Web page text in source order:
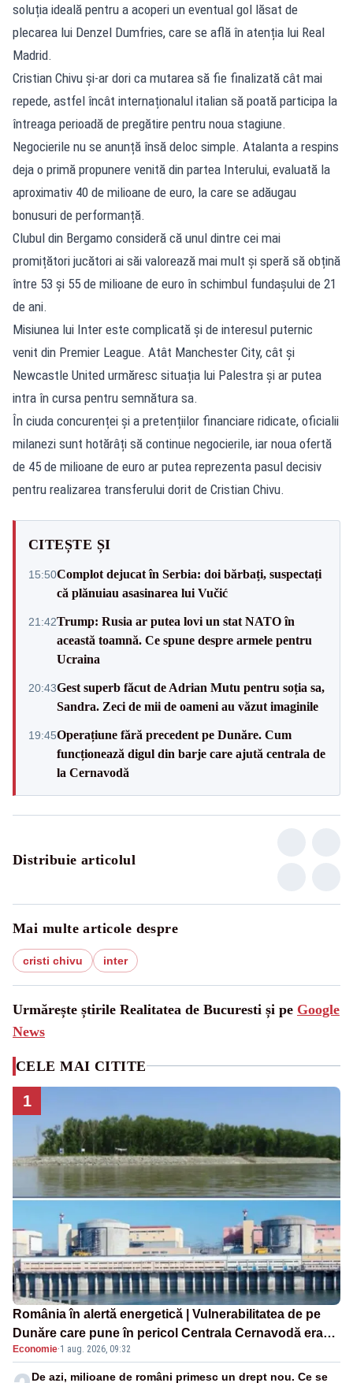
soluția ideală pentru a acoperi un eventual gol lăsat de
plecarea lui Denzel Dumfries, care se află în atenția lui Real
Madrid.
Cristian Chivu și-ar dori ca mutarea să fie finalizată cât mai
repede, astfel încât internaționalul italian să poată participa la
întreaga perioadă de pregătire pentru noua stagiune.
Negocierile nu se anunță însă deloc simple. Atalanta a respins
deja o primă propunere venită din partea Interului, evaluată la
aproximativ 40 de milioane de euro, la care se adăugau
bonusuri de performanță.
Clubul din Bergamo consideră că unul dintre cei mai
promițători jucători ai săi valorează mai mult și speră să obțină
între 53 și 55 de milioane de euro în schimbul fundașului de 21
de ani.
Misiunea lui Inter este complicată și de interesul puternic
venit din Premier League. Atât Manchester City, cât și
Newcastle United urmăresc situația lui Palestra și ar putea
intra în cursa pentru semnătura sa.
În ciuda concurenței și a pretențiilor financiare ridicate, oficialii
milanezi sunt hotărâți să continue negocierile, iar noua ofertă
de 45 de milioane de euro ar putea reprezenta pasul decisiv
pentru realizarea transferului dorit de Cristian Chivu.
CITEȘTE ȘI
15:50Complot dejucat în Serbia: doi bărbați, suspectați
că plănuiau asasinarea lui Vučić
21:42Trump: Rusia ar putea lovi un stat NATO în
această toamnă. Ce spune despre armele pentru
Ucraina
20:43Gest superb făcut de Adrian Mutu pentru soția sa,
Sandra. Zeci de mii de oameni au văzut imaginile
19:45Operațiune fără precedent pe Dunăre. Cum
funcționează digul din barje care ajută centrala de
la Cernavodă
Distribuie articolul
Mai multe articole despre
cristi chivu inter
Urmărește știrile Realitatea de Bucuresti și pe Google
News
CELE MAI CITITE
1
România în alertă energetică | Vulnerabilitatea de pe
Dunăre care pune în pericol Centrala Cernavodă era
cunoscută de pe vremea lui Ceaușescu
Economie·1 aug. 2026, 09:32
De azi, milioane de români primesc un drept nou. Ce se